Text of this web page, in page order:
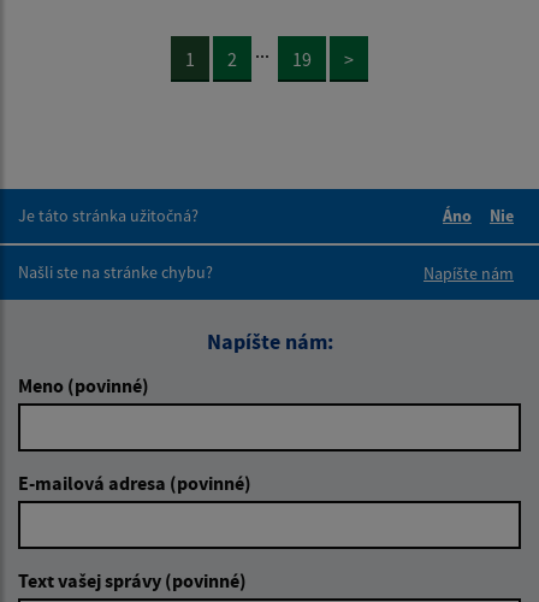
1 2 ... 19 >
Je táto stránka užitočná?
Áno
Nie
Našli ste na stránke chybu?
Napíšte nám
Napíšte nám:
Meno (povinné)
E-mailová adresa (povinné)
Text vašej správy (povinné)